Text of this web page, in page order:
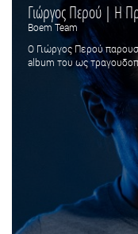
Γιώργος Περού | Η
Boem Team
Ο Γιώργος Περού
album του ως